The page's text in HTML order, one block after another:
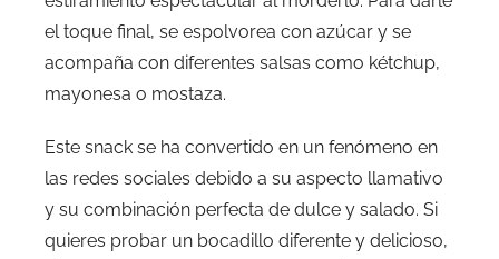
el toque final, se espolvorea con azúcar y se
acompaña con diferentes salsas como kétchup,
mayonesa o mostaza.
Este snack se ha convertido en un fenómeno en
las redes sociales debido a su aspecto llamativo
y su combinación perfecta de dulce y salado. Si
quieres probar un bocadillo diferente y delicioso,